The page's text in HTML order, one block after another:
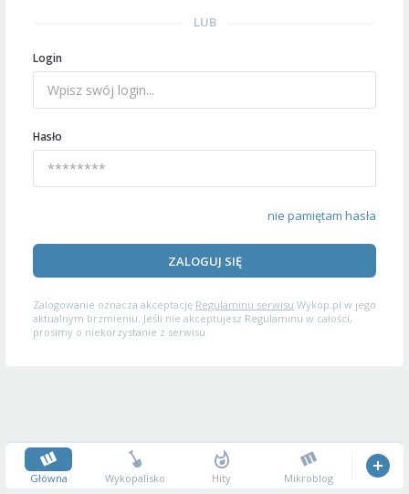
LUB
Login
Hasło
nie pamiętam hasła
ZALOGUJ SIĘ
Zalogowanie oznacza akceptację Regulaminu serwisu Wykop.pl w jego
aktualnym brzmieniu. Jeśli nie akceptujesz Regulaminu w całości,
prosimy o niekorzystanie z serwisu.
Główna Wykopalisko Hity Mikroblog